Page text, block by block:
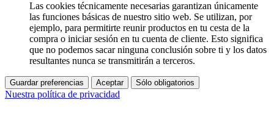
Las cookies técnicamente necesarias garantizan únicamente
las funciones básicas de nuestro sitio web. Se utilizan, por
ejemplo, para permitirte reunir productos en tu cesta de la
compra o iniciar sesión en tu cuenta de cliente. Esto significa
que no podemos sacar ninguna conclusión sobre ti y los datos
resultantes nunca se transmitirán a terceros.
Guardar preferencias Aceptar Sólo obligatorios
Nuestra política de privacidad